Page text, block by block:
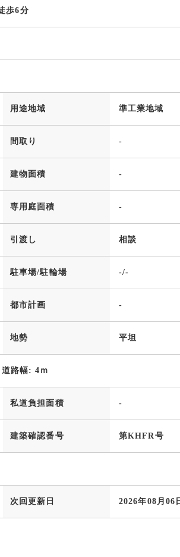
歩6分
用途地域 準工業地域
間取り -
建物面積 -
専用庭面積 -
引渡し 相談
駐車場/駐輪場 -/-
都市計画 -
地勢 平坦
路幅: 4ｍ
私道負担面積 -
建築確認番号 第KHFR号
次回更新日 2026年08月06